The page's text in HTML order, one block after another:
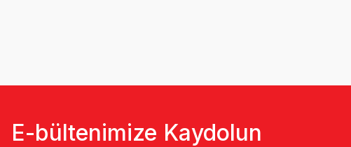
E-bültenimize Kaydolun